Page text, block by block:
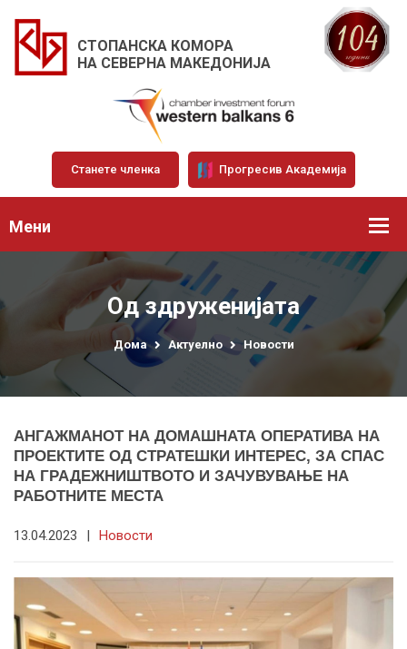
СТОПАНСКА КОМОРА
НА СЕВЕРНА МАКЕДОНИЈА
Станете членка Прогресив Академија
Мени
Од здруженијата
Дома Актуелно Новости
АНГАЖМАНОТ НА ДОМАШНАТА ОПЕРАТИВА НА
ПРОЕКТИТЕ ОД СТРАТЕШКИ ИНТЕРЕС, ЗА СПАС
НА ГРАДЕЖНИШТВОТО И ЗАЧУВУВАЊЕ НА
РАБОТНИТЕ МЕСТА
13.04.2023 | Новости